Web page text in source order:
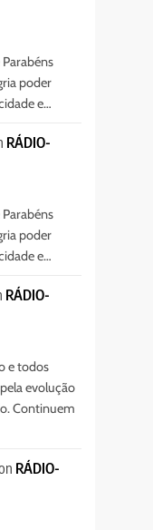
poder
e…
RÁDIO-
poder
e…
RÁDIO-
e todos
evolução
Continuem
RÁDIO-